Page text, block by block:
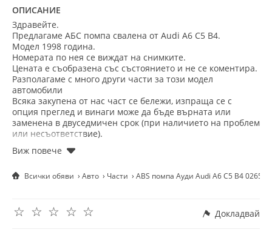
ОПИСАНИЕ
Здравейте.
Предлагаме АБС помпа свалена от Audi A6 C5 B4.
Модел 1998 година.
Номерата по нея се виждат на снимките.
Цената е съобразена със състоянието и не се коментира.
Разполагаме с много други части зa този модел
автомобили
Всяка закупена от нас част се бележи, изпраща се с
опция преглед и винаги може да бъде върната или
заменена в двуседмичен срок (при наличието на проблем
или несъответствие).
телефон. Имате възможност да изпращате запитвания и
Добрите цени и коректността са наш основен мотив!
Всички обяви Авто Части ABS помпа Ауди Audi A6 C5 B4
☆
☆
☆
☆
☆ Докладвай